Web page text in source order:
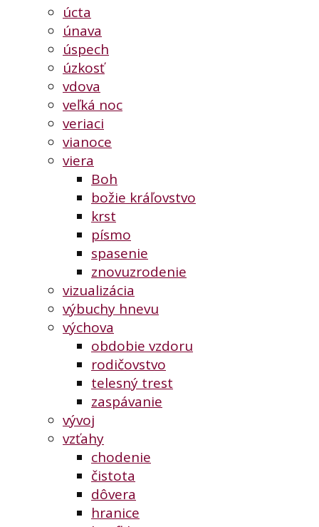
úcta
únava
úspech
úzkosť
vdova
veľká noc
veriaci
vianoce
viera
Boh
božie kráľovstvo
krst
písmo
spasenie
znovuzrodenie
vizualizácia
výbuchy hnevu
výchova
obdobie vzdoru
rodičovstvo
telesný trest
zaspávanie
vývoj
vzťahy
chodenie
čistota
dôvera
hranice